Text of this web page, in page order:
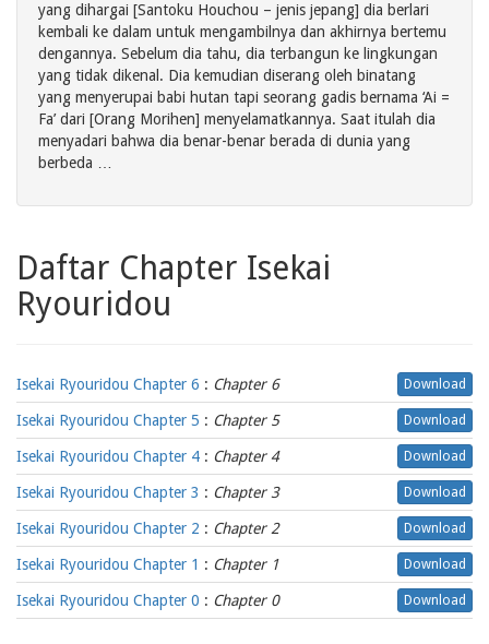
yang dihargai [Santoku Houchou – jenis jepang] dia berlari
kembali ke dalam untuk mengambilnya dan akhirnya bertemu
dengannya. Sebelum dia tahu, dia terbangun ke lingkungan
yang tidak dikenal. Dia kemudian diserang oleh binatang
yang menyerupai babi hutan tapi seorang gadis bernama ‘Ai =
Fa’ dari [Orang Morihen] menyelamatkannya. Saat itulah dia
menyadari bahwa dia benar-benar berada di dunia yang
berbeda …
Daftar Chapter Isekai
Ryouridou
Isekai Ryouridou Chapter 6 : Chapter 6 Download
Isekai Ryouridou Chapter 5 : Chapter 5 Download
Isekai Ryouridou Chapter 4 : Chapter 4 Download
Isekai Ryouridou Chapter 3 : Chapter 3 Download
Isekai Ryouridou Chapter 2 : Chapter 2 Download
Isekai Ryouridou Chapter 1 : Chapter 1 Download
Isekai Ryouridou Chapter 0 : Chapter 0 Download